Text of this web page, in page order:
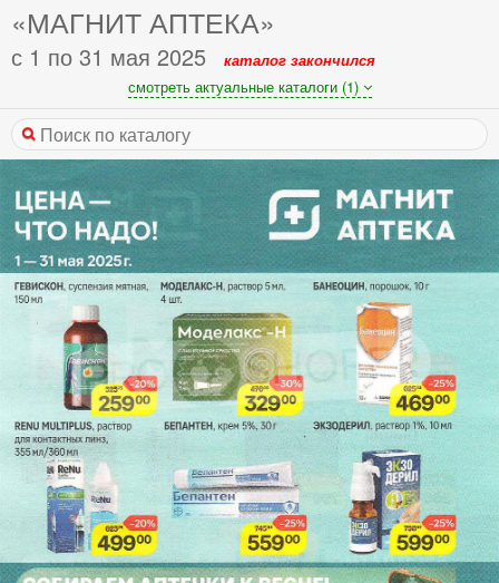
«МАГНИТ АПТЕКА»
с 1 по 31 мая 2025
каталог закончился
смотреть актуальные каталоги (1)